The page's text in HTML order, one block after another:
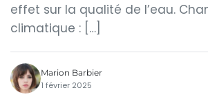
effet sur la qualité de l’eau.
climatique : […]
Marion Barbier
1 février 2025